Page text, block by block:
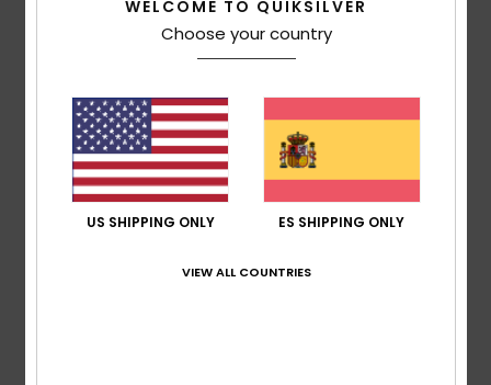
Menos mal que podemos probarnos otras antes de hacer
el pedido.
Mostrar original - Français
Comodidad: 5/5 Relación calidad-precio
perfectaMaterial: 5/5 Color
Recomiendo este producto
4/5
WELCOME TO QUIKSILVER
Choose your country
US SHIPPING ONLY ES SHIPPING ONLY
VIEW ALL COUNTRIES